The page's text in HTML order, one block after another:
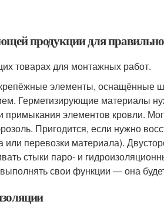
продукции для
товарах для монтажных работ.
элементы, оснащённые
Герметизирующие материалы
элементов кровли.
Пригодится, если нужно
перевозки материала).
стыки паро- и
свои функции ― она